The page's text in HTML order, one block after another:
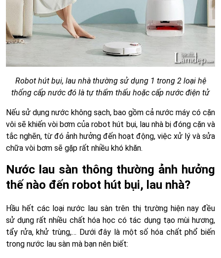
Robot hút bụi, lau nhà thường sử dụng 1 trong 2 loại hệ
thống cấp nước đó là tự thẩm thấu hoặc cấp nước điện tử
Nếu sử dụng nước không sạch, bao gồm cả nước máy có cặn
vôi sẽ khiến vòi bơm của robot hút bụi, lau nhà bị đóng cặn và
tắc nghẽn, từ đó ảnh hưởng đến hoạt động, việc xử lý và sửa
chữa vòi bơm sẽ gặp rất nhiều khó khăn.
Nước lau sàn thông thường ảnh hưởng
thế nào đến robot hút bụi, lau nhà?
Hầu hết các loại nước lau sàn trên thị trường hiện nay đều
sử dụng rất nhiều chất hóa học có tác dụng tạo mùi hương,
tẩy rửa, khử trùng,… Dưới đây là một số hóa chất phổ biến
trong nước lau sàn mà bạn nên biết: